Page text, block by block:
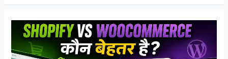
Kaise
निवेश
में